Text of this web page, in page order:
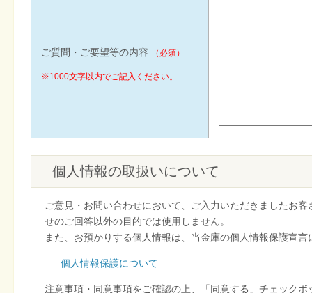
ご質問・ご要望等の内容 （必須）
※1000文字以内でご記入ください。
個人情報の取扱いについて
ご意見・お問い合わせにおいて、ご入力いただきましたお
せのご回答以外の目的では使用しません。
また、お預かりする個人情報は、当金庫の個人情報保護宣
個人情報保護について
注意事項・同意事項をご確認の上、「同意する」チェック